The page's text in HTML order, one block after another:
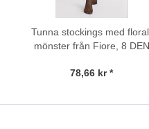
Tunna stockings med
mönster från Fiore, 8 DEN
78,66 kr *